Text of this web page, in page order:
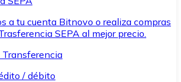
a tu cuenta Bitnovo o realiza compras
SEPA al mejor precio.
Transferencia
/ débito